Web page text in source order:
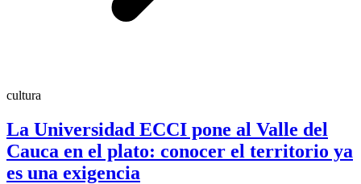
cultura
La Universidad ECCI pone al Valle del
Cauca en el plato: conocer el territorio ya
es una exigencia